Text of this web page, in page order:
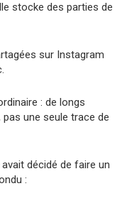
stocke des parties de
sur Instagram
: de longs
une seule trace de
décidé de faire un
: